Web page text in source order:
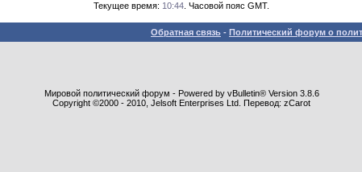
Текущее время: 10:44 . Часовой пояс GMT.
Обратная связь - Политический форум о
Мировой политический форум - Powered by vBulletin® Version 3.8.6
Copyright ©2000 - 2010, Jelsoft Enterprises Ltd. Перевод: zCarot